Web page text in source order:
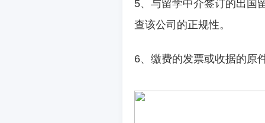
5、与留学中介签订的出国
查该公司的正规性。
6、缴费的发票或收据的原